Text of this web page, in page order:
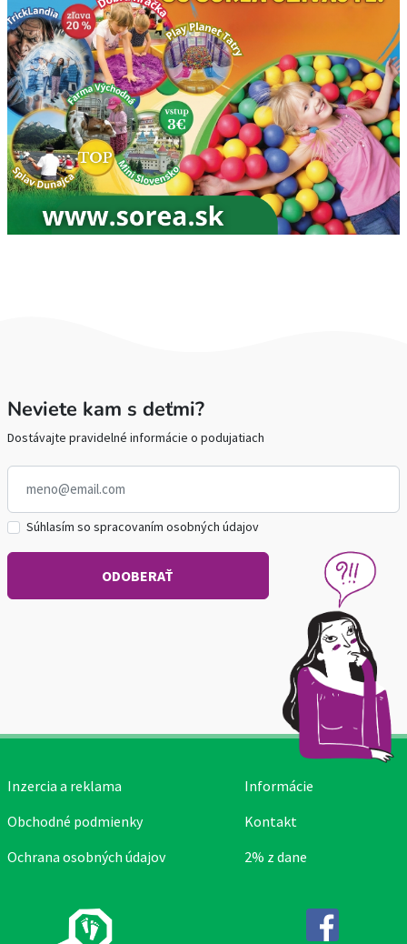
Neviete kam s deťmi?
Dostávajte pravidelné informácie o podujatiach
Súhlasím so spracovaním osobných údajov
Inzercia a reklama
Obchodné podmienky
Ochrana osobných údajov
Informácie
Kontakt
2% z dane